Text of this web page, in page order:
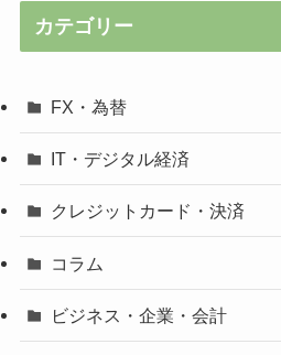
カテゴリー
FX・為替
IT・デジタル経済
クレジットカード・決済
コラム
ビジネス・企業・会計